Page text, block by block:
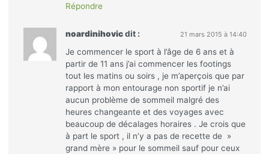
Répondre
noardinihovic dit : 21 mars 2015 à 14:40
Je commencer le sport à l’âge de 6 ans et à
partir de 11 ans j’ai commencer les footings
tout les matins ou soirs , je m’aperçois que par
rapport à mon entourage non sportif je n’ai
aucun problème de sommeil malgré des
heures changeante et des voyages avec
beaucoup de décalages horaires . Je crois que
à part le sport , il n’y a pas de recette de »
grand mère » pour le sommeil sauf pour ceux